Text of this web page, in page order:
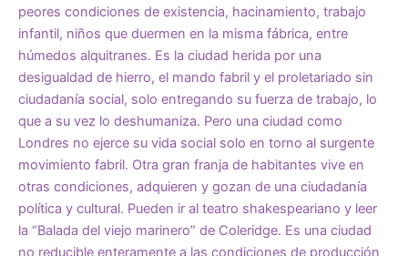
peores condiciones de existencia, hacinamiento, trabajo
infantil, niños que duermen en la misma fábrica, entre
húmedos alquitranes. Es la ciudad herida por una
desigualdad de hierro, el mando fabril y el proletariado sin
ciudadanía social, solo entregando su fuerza de trabajo, lo
que a su vez lo deshumaniza. Pero una ciudad como
Londres no ejerce su vida social solo en torno al surgente
movimiento fabril. Otra gran franja de habitantes vive en
otras condiciones, adquieren y gozan de una ciudadanía
política y cultural. Pueden ir al teatro shakespeariano y leer
la “Balada del viejo marinero” de Coleridge. Es una ciudad
no reducible enteramente a las condiciones de producción